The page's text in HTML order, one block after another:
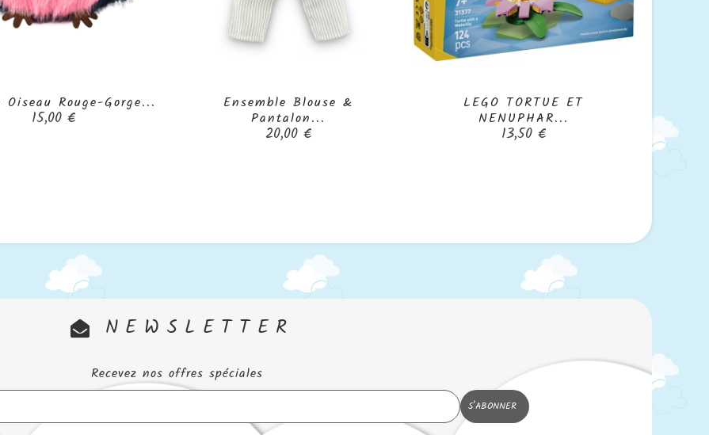
Oiseau Rouge-Gorge...
Prix
15,00 €
Ensemble Blouse &
Pantalon...
Prix
20,00 €

LEGO TORTUE ET
NENUPHAR...
Prix
13,50 €

NEWSLETTER
Recevez nos offres spéciales